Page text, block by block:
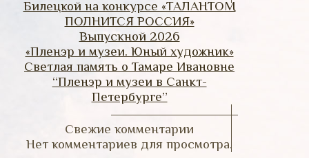
Билецкой на конкурсе «ТАЛАНТОМ
ПОЛНИТСЯ РОССИЯ»
Выпускной 2026
«Пленэр и музеи. Юный художник»
Светлая память о Тамаре Ивановне
“Пленэр и музеи в Санкт-
Петербурге”
Свежие комментарии
Нет комментариев для просмотра.